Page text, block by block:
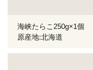
海峡たらこ250g×1個
原産地:北海道